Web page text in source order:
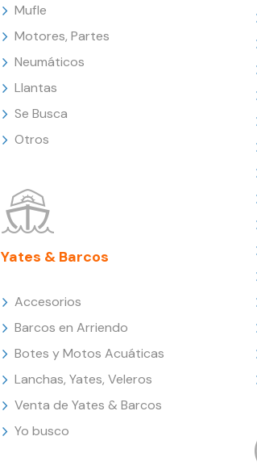
Mufle
Motores, Partes
Neumáticos
Llantas
Se Busca
Otros
Yates & Barcos
Accesorios
Barcos en Arriendo
Botes y Motos Acuáticas
Lanchas, Yates, Veleros
Venta de Yates & Barcos
Yo busco